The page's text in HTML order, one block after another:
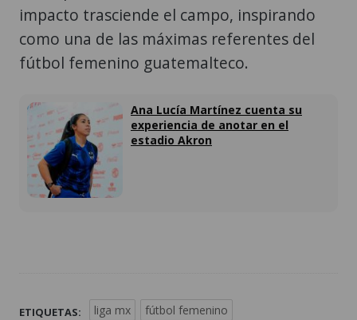
impacto trasciende el campo, inspirando
como una de las máximas referentes del
fútbol femenino guatemalteco.
Ana Lucía Martínez cuenta su
experiencia de anotar en el
estadio Akron
ETIQUETAS: liga mx
fútbol femenino